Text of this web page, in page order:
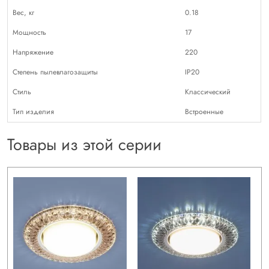
Вес, кг
0.18
Мощность
17
Напряжение
220
Степень пылевлагозащиты
IP20
Стиль
Классический
Тип изделия
Встроенные
Товары из этой серии